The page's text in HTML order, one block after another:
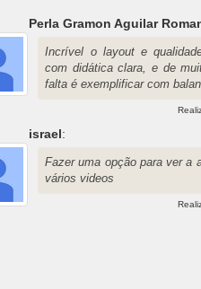
Perla Gramon Aguilar
Incrível o layout e
com didática clara, e de
falta é exemplificar com
israel:
Fazer uma opção para ver a
vários videos